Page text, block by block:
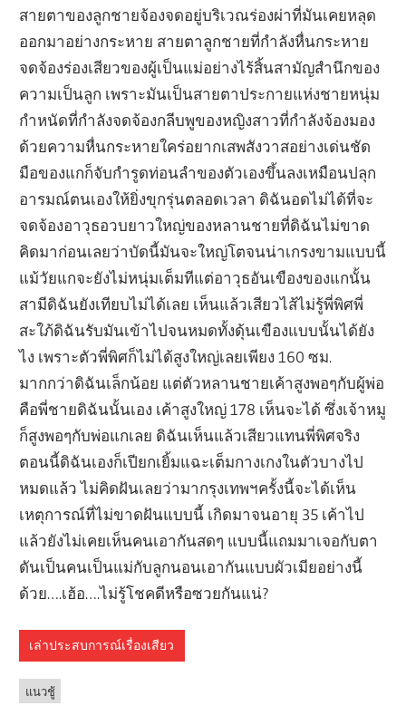
สายตาของลูกชายจ้องจดอยู่บริเวณร่องผ่าที่มันเคยหลุด
ออกมาอย่างกระหาย สายตาลูกชายที่กำลังหื่นกระหาย
จดจ้องร่องเสียวของผู้เป็นแม่อย่างไร้สิ้นสามัญสำนึกของ
ความเป็นลูก เพราะมันเป็นสายตาประกายแห่งชายหนุ่ม
กำหนัดที่กำลังจดจ้องกลีบพูของหญิงสาวที่กำลังจ้องมอง
ด้วยความหื่นกระหายใคร่อยากเสพสังวาสอย่างเด่นชัด
มือของแกก็จับกำรูดท่อนลำของตัวเองขึ้นลงเหมือนปลุก
อารมณ์ตนเองให้ยิ่งขุกรุ่นตลอดเวลา ดิฉันอดไม่ได้ที่จะ
จดจ้องอาวุธอวบยาวใหญ่ของหลานชายที่ดิฉันไม่ขาด
คิดมาก่อนเลยว่าบัดนี้มันจะใหญ่โตจนน่าเกรงขามแบบนี้
แม้วัยแกจะยังไม่หนุ่มเต็มทีแต่อาวุธอันเขืองของแกนั้น
สามีดิฉันยังเทียบไม่ได้เลย เห็นแล้วเสียวไส้ไม่รู้พี่พิศพี่
สะใภ้ดิฉันรับมันเข้าไปจนหมดทั้งดุ้นเขืองแบบนั้นได้ยัง
ไง เพราะตัวพี่พิศก็ไม่ได้สูงใหญ่เลยเพียง 160 ซม.
มากกว่าดิฉันเล็กน้อย แต่ตัวหลานชายเค้าสูงพอๆกับผู้พ่อ
คือพี่ชายดิฉันนั้นเอง เค้าสูงใหญ่ 178 เห็นจะได้ ซึ่งเจ้าหมู
ก็สูงพอๆกับพ่อแกเลย ดิฉันเห็นแล้วเสียวแทนพี่พิศจริง
ตอนนี้ดิฉันเองก็เปียกเยิ้มแฉะเต็มกางเกงในตัวบางไป
หมดแล้ว ไม่คิดฝันเลยว่ามากรุงเทพฯครั้งนี้จะได้เห็น
เหตุการณ์ที่ไม่ขาดฝันแบบนี้ เกิดมาจนอายุ 35 เค้าไป
แล้วยังไม่เคยเห็นคนเอากันสดๆ แบบนี้แถมมาเจอกับตา
ดันเป็นคนเป็นแม่กับลูกนอนเอากันแบบผัวเมียอย่างนี้
ด้วย….เฮ้อ….ไม่รู้โชคดีหรือซวยกันแน่?
เล่าประสบการณ์เรื่องเสียว
แนวชู้